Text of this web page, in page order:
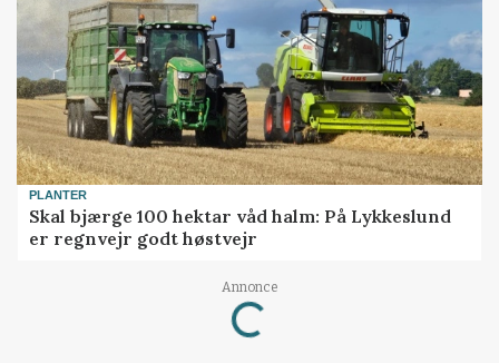
PLANTER
Skal bjærge 100 hektar våd halm: På Lykkeslund
er regnvejr godt høstvejr
Annonce
Loading...